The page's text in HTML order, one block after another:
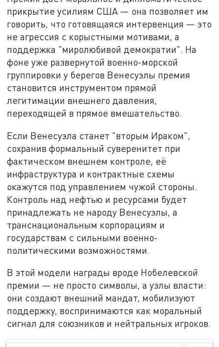
прикрытие усилиям США — она позволяет им
говорить, что готовящаяся интервенция — это
не агрессия с корыстными мотивами, а
поддержка "миролюбивой демократии". На
фоне уже развернутой военно-морской
группировки у берегов Венесуэлы премия
становится инструментом прямой
легитимации внешнего давления,
переходящей в прямое вмешательство.
Если Венесуэла станет "вторым Ираком",
сохранив формальный суверенитет при
фактическом внешнем контроле, её
инфраструктура и контрактные схемы
окажутся под управлением чужой стороны.
Контроль над нефтью и ресурсами будет
принадлежать не народу Венесуэлы, а
транснациональным корпорациям и
государствам с сильными военно-
политическими возможностями.
В этой модели награды вроде Нобелевской
премии — не просто символы, а узлы власти:
они создают внешний мандат, мобилизуют
поддержку, воспринимаются как моральный
сигнал для союзников и нейтральных игроков.